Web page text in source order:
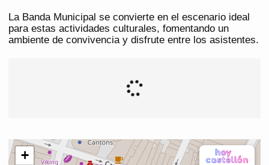
La Banda Municipal se convierte en el escenario ideal
para estas actividades culturales, fomentando un
ambiente de convivencia y disfrute entre los asistentes.